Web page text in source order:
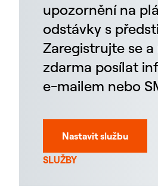
upozornění na
odstávky s
Zaregistrujte se
zdarma posílat
e-mailem nebo
Nastavit službu
SLUŽBY